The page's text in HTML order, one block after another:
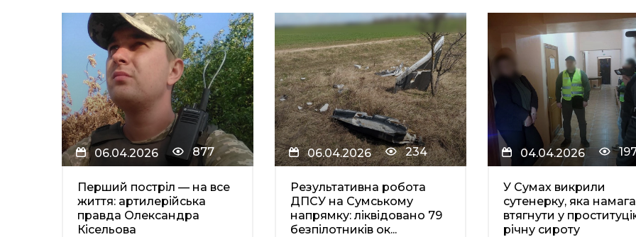
06.04.2026 877
Перший постріл — на все
життя: артилерійська
правда Олександра
Кісельова
06.04.2026 234
Результативна робота
ДПСУ на Сумському
напрямку: ліквідовано 79
безпілотників ок...
04.04.2026
У Сумах викрили
сутенерку, яка
втягнути у
річну сироту